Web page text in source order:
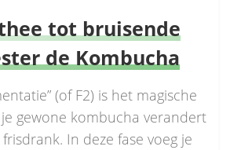
tot bruisende
de Kombucha
(of F2) is het magische
gewone kombucha verandert
In deze fase voeg je